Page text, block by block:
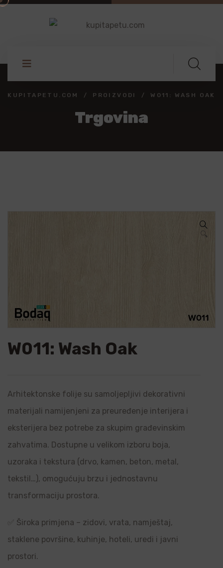
KUPITAPETU.COM PROIZVODI W011: WASH OAK
Trgovina
🔍
W011: Wash Oak
Arhitektonske folije su samoljepljivi dekorativni
materijali namijenjeni za preuređenje interijera i
eksterijera bez potrebe za skupim građevinskim
zahvatima. Dostupne u velikom izboru boja,
uzoraka i tekstura (drvo, kamen, beton, metal,
tekstil…), omogućuju brzu i jednostavnu
transformaciju prostora.
✅ Široka primjena – zidovi, vrata, namještaj,
staklene površine, kuhinje, hoteli, uredi i javni
prostori.